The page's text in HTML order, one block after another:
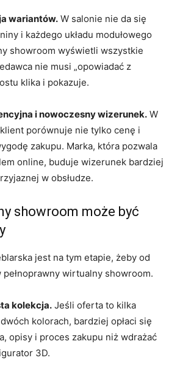
wariantów. W salonie nie da się
i każdego układu modułowego
showroom wyświetli wszystkie
nie musi „opowiadać z
klika i pokazuje.
i nowoczesny wizerunek. W
porównuje nie tylko cenę i
zakupu. Marka, która pozwala
online, buduje wizerunek bardziej
w obsłudze.
showroom może być
jest na tym etapie, żeby od
wirtualny showroom.
kolekcja. Jeśli oferta to kilka
kolorach, bardziej opłaci się
opisy i proces zakupu niż wdrażać
3D.